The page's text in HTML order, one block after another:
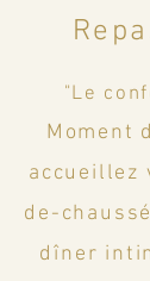
"Le
Moment
accueillez
de-
dîner